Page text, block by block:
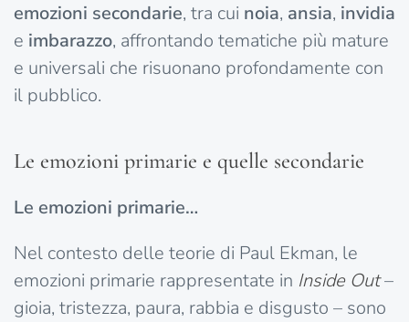
emozioni secondarie, tra cui noia, ansia, invidia
e imbarazzo, affrontando tematiche più mature
e universali che risuonano profondamente con
il pubblico.
Le emozioni primarie e quelle secondarie
Le emozioni primarie…
Nel contesto delle teorie di Paul Ekman, le
emozioni primarie rappresentate in Inside Out–
gioia, tristezza, paura, rabbia e disgusto – sono